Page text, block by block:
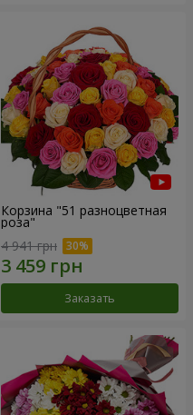
Корзина "51 разноцветная
роза"
4 941 грн
Заказать